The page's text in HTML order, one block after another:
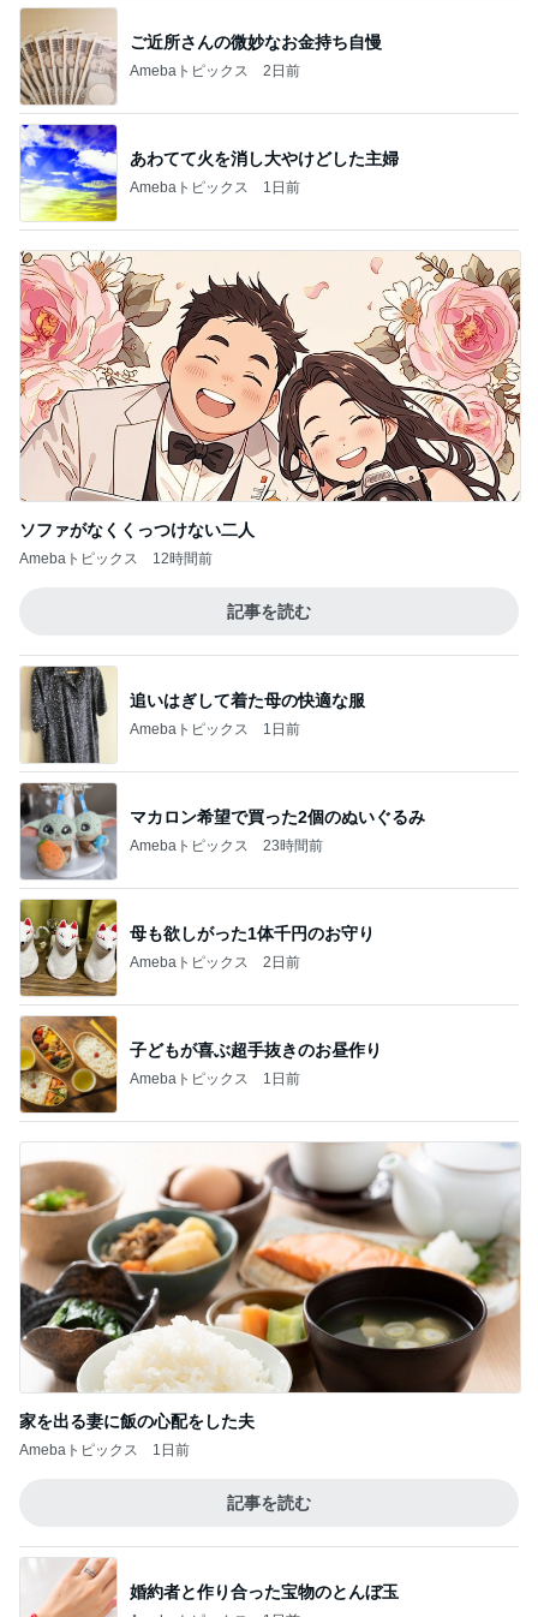
ご近所さんの微妙なお金持ち自慢
Amebaトピックス 2日前
あわてて火を消し大やけどした主婦
Amebaトピックス 1日前
ソファがなくくっつけない二人
Amebaトピックス 12時間前
記事を読む
追いはぎして着た母の快適な服
Amebaトピックス 1日前
マカロン希望で買った2個のぬいぐるみ
Amebaトピックス 23時間前
母も欲しがった1体千円のお守り
Amebaトピックス 2日前
子どもが喜ぶ超手抜きのお昼作り
Amebaトピックス 1日前
家を出る妻に飯の心配をした夫
Amebaトピックス 1日前
記事を読む
婚約者と作り合った宝物のとんぼ玉